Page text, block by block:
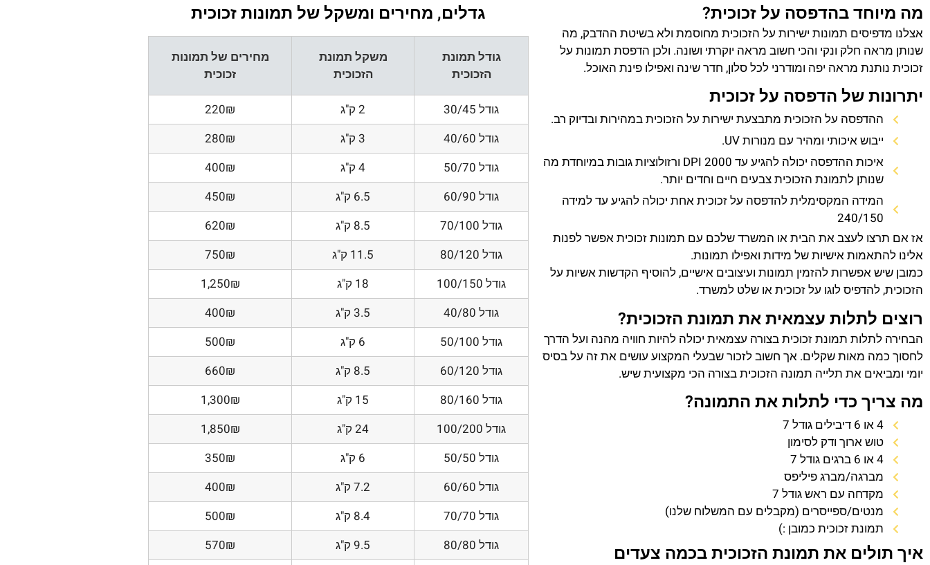
מה מיוחד בהדפסה על זכוכית?
אצלנו מדפיסים תמונות ישירות על הזכוכית מחוסמת ולא בשיטת ההדבק, מה
שנותן מראה חלק ונקי והכי חשוב מראה יוקרתי ושונה. ולכן הדפסת תמונות על
זכוכית נותנת מראה יפה ומודרני לכל סלון, חדר שינה ואפילו פינת האוכל.
יתרונות של הדפסה על זכוכית
ההדפסה על הזכוכית מתבצעת ישירות על הזכוכית במהירות ובדיוק רב.
ייבוש איכותי ומהיר עם מנורות UV.
איכות ההדפסה יכולה להגיע עד 2000 DPI ורזולוציות גובות במיוחדת מה
שנותן לתמונת הזכוכית צבעים חיים וחדים יותר.
המידה המקסימלית להדפסה על זכוכית אחת יכולה להגיע עד למידה
240/150
אז אם תרצו לעצב את הבית או המשרד שלכם עם תמונות זכוכית אפשר לפנות
אלינו להתאמות אישיות של מידות ואפילו תמונות.
כמובן שיש אפשרות להזמין תמונות ועיצובים אישיים, להוסיף הקדשות אשיות על
הזכוכית, להדפיס לוגו על זכוכית או שלט למשרד.
רוצים לתלות עצמאית את תמונת הזכוכית?
הבחירה לתלות תמונת זכוכית בצורה עצמאית יכולה להיות חוויה מהנה ועל הדרך
לחסוך כמה מאות שקלים. אך חשוב לזכור שבעלי המקצוע עושים את זה על בסיס
יומי ומביאים את תלייה תמונה הזכוכית בצורה הכי מקצועית שיש.
מה צריך כדי לתלות את התמונה?
4 או 6 דיבילים גודל 7
טוש ארוך ודק לסימון
4 או 6 ברגים גודל 7
מברגה/מברג פיליפס
מקדחה עם ראש גודל 7
מנטים/ספייסרים (מקבלים עם המשלוח שלנו)
תמונת זכוכית כמובן :)
איך תולים את תמונת הזכוכית בכמה צעדים
גדלים, מחירים ומשקל של תמונות זכוכית
גודל תמונת
הזכוכית
משקל תמונת
הזכוכית
מחירים של תמונות
זכוכית
גודל 30/45 2 ק"ג
220₪
גודל 40/60
3 ק"ג
280₪
גודל 50/70
4 ק"ג
400₪
גודל 60/90
6.5 ק"ג
450₪
גודל 70/100
8.5 ק"ג
620₪
גודל 80/120
11.5 ק"ג
750₪
גודל 100/150
18 ק"ג
1,250₪
גודל 40/80
3.5 ק"ג
400₪
גודל 50/100
6 ק"ג
500₪
גודל 60/120
8.5 ק"ג
660₪
גודל 80/160
15 ק"ג
1,300₪
גודל 100/200
24 ק"ג
1,850₪
גודל 50/50
6 ק"ג
350₪
גודל 60/60
7.2 ק"ג
400₪
גודל 70/70
8.4 ק"ג
500₪
גודל 80/80
9.5 ק"ג 570₪